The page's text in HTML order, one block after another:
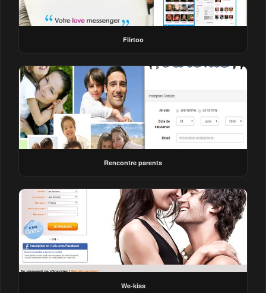
Flirtoo
Rencontre parents
We-kiss